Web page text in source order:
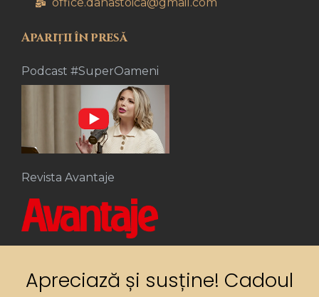
Apariții în presă
Podcast #SuperOameni
Revista Avantaje
Apreciază și susține! Cadoul